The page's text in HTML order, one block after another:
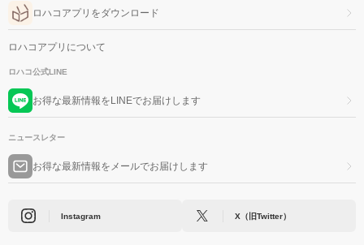
ロハコアプリをダウンロード
ロハコアプリについて
ロハコ公式LINE
お得な最新情報をLINEでお届けします
ニュースレター
お得な最新情報をメールでお届けします
Instagram X（旧Twitter）